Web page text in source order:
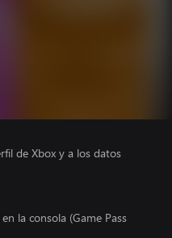
de Xbox y a los datos
la consola (Game Pass